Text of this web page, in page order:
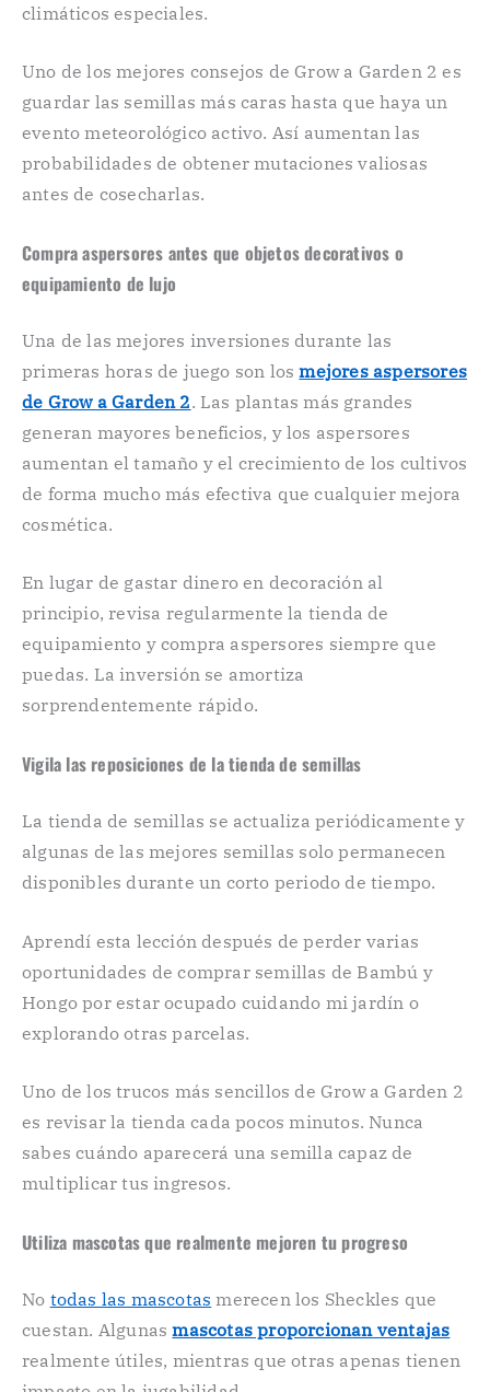
climáticos especiales.
Uno de los mejores consejos de Grow a Garden 2 es
guardar las semillas más caras hasta que haya un
evento meteorológico activo. Así aumentan las
probabilidades de obtener mutaciones valiosas
antes de cosecharlas.
Compra aspersores antes que objetos decorativos o
equipamiento de lujo
Una de las mejores inversiones durante las
primeras horas de juego son losmejores aspersores
de Grow a Garden 2. Las plantas más grandes
generan mayores beneficios, y los aspersores
aumentan el tamaño y el crecimiento de los cultivos
de forma mucho más efectiva que cualquier mejora
cosmética.
En lugar de gastar dinero en decoración al
principio, revisa regularmente la tienda de
equipamiento y compra aspersores siempre que
puedas. La inversión se amortiza
sorprendentemente rápido.
Vigila las reposiciones de la tienda de semillas
La tienda de semillas se actualiza periódicamente y
algunas de las mejores semillas solo permanecen
disponibles durante un corto periodo de tiempo.
Aprendí esta lección después de perder varias
oportunidades de comprar semillas de Bambú y
Hongo por estar ocupado cuidando mi jardín o
explorando otras parcelas.
Uno de los trucos más sencillos de Grow a Garden 2
es revisar la tienda cada pocos minutos. Nunca
sabes cuándo aparecerá una semilla capaz de
multiplicar tus ingresos.
Utiliza mascotas que realmente mejoren tu progreso
No todas las mascotas merecen los Sheckles que
cuestan. Algunasmascotas proporcionan ventajas
realmente útiles, mientras que otras apenas tienen